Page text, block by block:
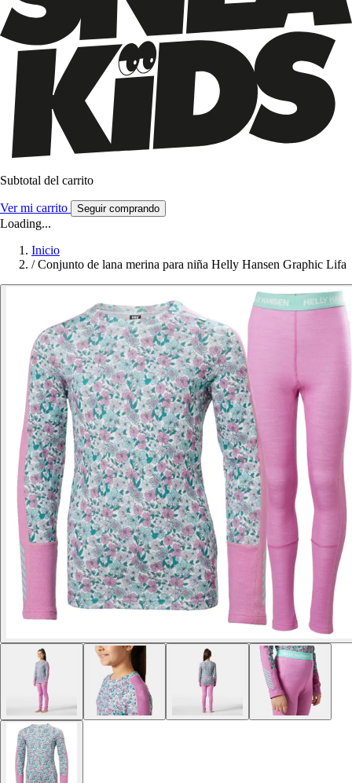
Subtotal del carrito
Ver mi carrito Seguir comprando
Loading...
Inicio
/ Conjunto de lana merina para niña Helly Hansen Graphic Lifa